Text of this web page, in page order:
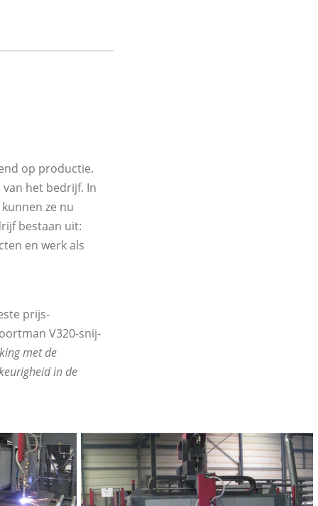
op productie.
het bedrijf. In
ze nu
bestaan uit:
en werk als
prijs-
V320-snij-
met de
in de